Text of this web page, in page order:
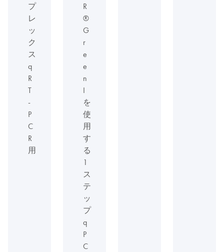
プ
レ
ッ
ク
ス
q
R
T
-
P
C
R
用
R
®
G
r
e
e
n
I
を
使
用
す
る
1
ス
テ
ッ
プ
q
P
C